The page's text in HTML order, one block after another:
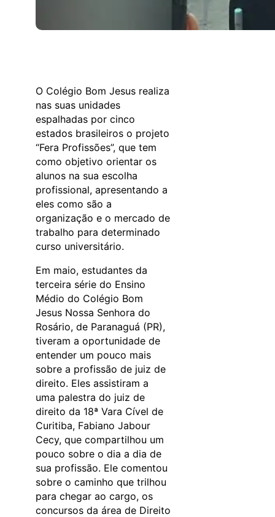
O Colégio Bom Jesus realiza
nas suas unidades
espalhadas por cinco
estados brasileiros o projeto
“Fera Profissões”, que tem
como objetivo orientar os
alunos na sua escolha
profissional, apresentando a
eles como são a
organização e o mercado de
trabalho para determinado
curso universitário.
Em maio, estudantes da
terceira série do Ensino
Médio do Colégio Bom
Jesus Nossa Senhora do
Rosário, de Paranaguá (PR),
tiveram a oportunidade de
entender um pouco mais
sobre a profissão de juiz de
direito. Eles assistiram a
uma palestra do juiz de
direito da 18ª Vara Cível de
Curitiba, Fabiano Jabour
Cecy, que compartilhou um
pouco sobre o dia a dia de
sua profissão. Ele comentou
sobre o caminho que trilhou
para chegar ao cargo, os
concursos da área de Direito